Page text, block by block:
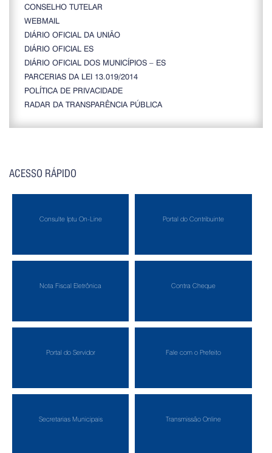
CONSELHO TUTELAR
WEBMAIL
DIÁRIO OFICIAL DA UNIÃO
DIÁRIO OFICIAL ES
DIÁRIO OFICIAL DOS MUNICÍPIOS – ES
PARCERIAS DA LEI 13.019/2014
POLÍTICA DE PRIVACIDADE
RADAR DA TRANSPARÊNCIA PÚBLICA
ACESSO RÁPIDO
Consulte Iptu On-Line Portal do Contribuinte
Nota Fiscal Eletrônica Contra Cheque
Portal do Servidor Fale com o Prefeito
Secretarias Municipais Transmissão Online